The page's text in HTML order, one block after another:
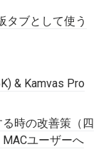
タブとして使う
& Kamvas Pro
時の改善策（四
ユーザーへ